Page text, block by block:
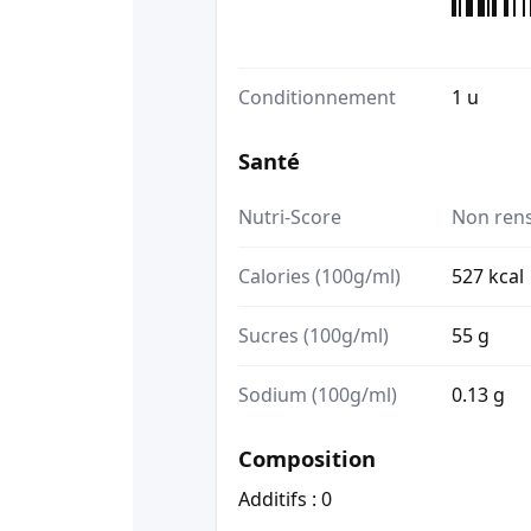
Conditionnement 1 u
Santé
Nutri-Score Non
Calories (100g/ml) 527 kcal
Sucres (100g/ml) 55 g
Sodium (100g/ml) 0.13 g
Composition
Additifs : 0